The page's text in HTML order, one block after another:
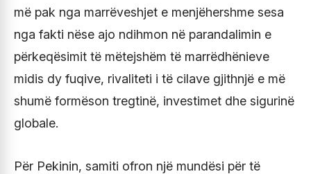
më pak nga marrëveshjet e menjëhershme sesa
nga fakti nëse ajo ndihmon në parandalimin e
përkeqësimit të mëtejshëm të marrëdhënieve
midis dy fuqive, rivaliteti i të cilave gjithnjë e më
shumë formëson tregtinë, investimet dhe sigurinë
globale.
Për Pekinin, samiti ofron një mundësi për të